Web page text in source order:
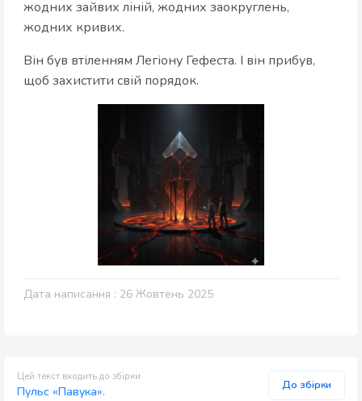
жодних зайвих ліній, жодних заокруглень,
жодних кривих.
Він був втіленням Легіону Гефеста. І він прибув,
щоб захистити свій порядок.
Дата написання : 26 Жовтень 2025
Цей текст входить до збірки
Пульс «Павука». До збірки